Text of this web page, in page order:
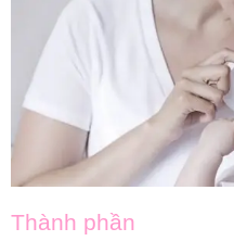
Thành phần